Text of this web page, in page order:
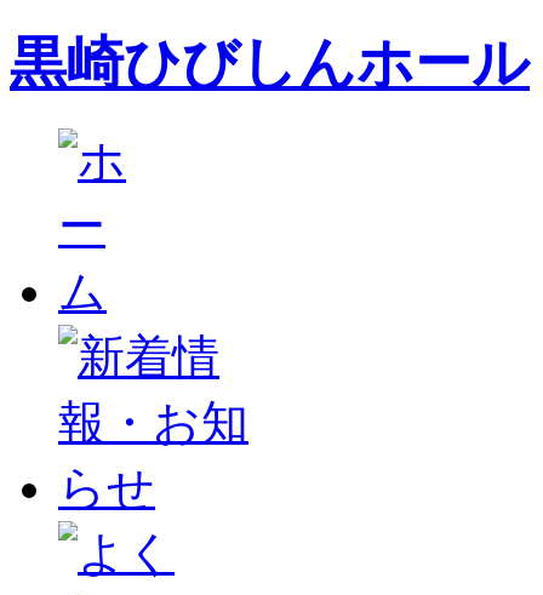
黒崎ひびしんホール